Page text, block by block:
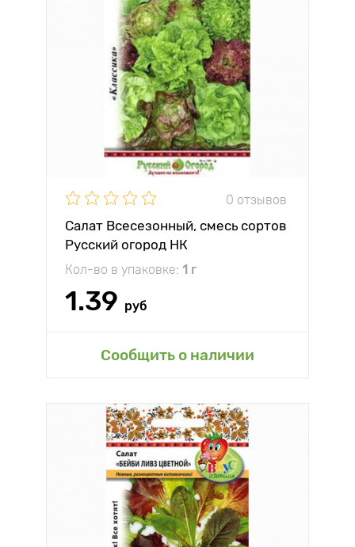
0 отзывов
Салат Всесезонный, смесь сортов
Русский огород НК
Кол-во в упаковке: 1 г
1.39 руб
Сообщить о наличии